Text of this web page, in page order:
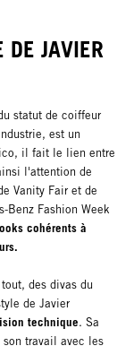
DE JAVIER
statut de coiffeur
est un
il fait le lien entre
l'attention de
Vanity Fair et de
Benz Fashion Week
cohérents à
des divas du
de Javier
technique. Sa
travail avec les